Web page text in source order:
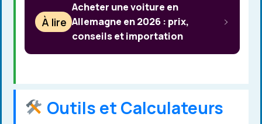
À lire
Acheter une voiture en
Allemagne en 2026 : prix,
conseils et importation
Outils et Calculateurs